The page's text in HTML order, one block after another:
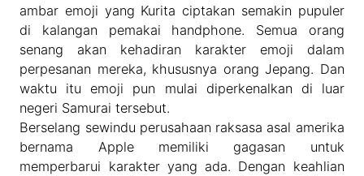
ambar emoji yang Kurita ciptakan semakin pupuler
di kalangan pemakai handphone. Semua orang
senang akan kehadiran karakter emoji dalam
perpesanan mereka, khususnya orang Jepang. Dan
waktu itu emoji pun mulai diperkenalkan di luar
negeri Samurai tersebut.
Berselang sewindu perusahaan raksasa asal amerika
bernama Apple memiliki gagasan untuk
memperbarui karakter yang ada. Dengan keahlian